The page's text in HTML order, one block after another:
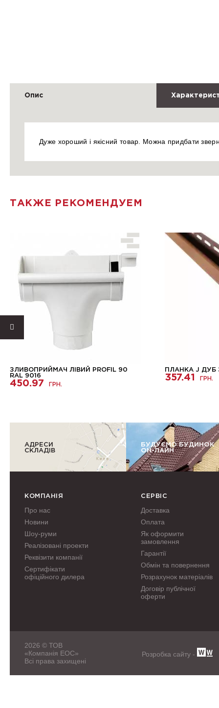
Опис
Дуже хороший і якісний товар. Можна придбати
ТАКЖЕ РЕКОМЕНДУЕМ
ЗЛИВОПРИЙМАЧ ЛІВИЙ PROFIL 90
RAL 9016
450.97 ГРН.
ПЛАНКА J ДУБ
357.41 ГРН.
АДРЕСИ
СКЛАДІВ
БУДУЄМО БУДИНОК
ОН-ЛАЙН
КОМПАНІЯ
Про нас
Новини
Шоу-руми
Реалізовані проекти
Реквізити компанії
Сертифікати
офіційного дилера
СЕРВІС
Доставка
Оплата
Як оформити
замовлення
Гарантії
Обмін та повернення
Розрахунок матеріалів
Договір публічної
оферти
2026 © ТОВ
«Компанія ЕОС»
Всі права захищені
Розробка сайту -